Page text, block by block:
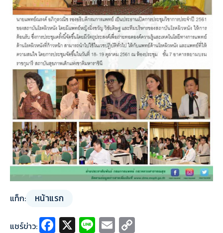
แท็ก: หน้าแรก
แชร์ข่าว: Fa X Li E